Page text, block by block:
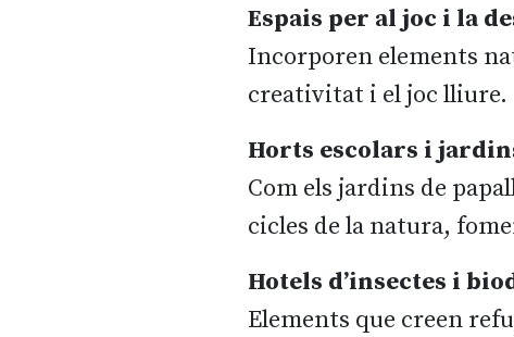
Espais per al joc i la
Incorporen elements
creativitat i el joc lliure.
Horts escolars i
Com els jardins de
cicles de la natura,
Hotels d’insectes i
Elements que creen